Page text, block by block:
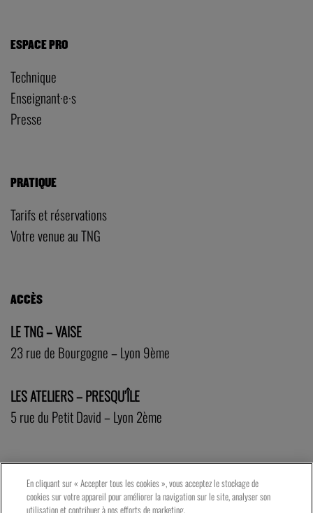
ESPACE PRO
Technique
Enseignant·e·s
Presse
PRATIQUE
Tarifs et réservations
Votre venue au TNG
ACCÈS
LE TNG – VAISE
23 rue de Bourgogne – Lyon 9ème
LES ATELIERS – PRESQU’ÎLE
5 rue du Petit David – Lyon 2ème
En cliquant sur « Accepter tous les cookies », vous acceptez le stockage de
cookies sur votre appareil pour améliorer la navigation sur le site, analyser son
utilisation et contribuer à nos efforts de marketing.